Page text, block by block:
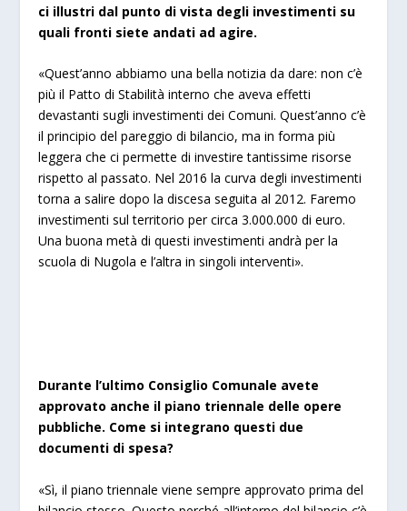
ci illustri dal punto di vista degli investimenti su
quali fronti siete andati ad agire.
«Quest’anno abbiamo una bella notizia da dare: non c’è
più il Patto di Stabilità interno che aveva effetti
devastanti sugli investimenti dei Comuni. Quest’anno c’è
il principio del pareggio di bilancio, ma in forma più
leggera che ci permette di investire tantissime risorse
rispetto al passato. Nel 2016 la curva degli investimenti
torna a salire dopo la discesa seguita al 2012. Faremo
investimenti sul territorio per circa 3.000.000 di euro.
Una buona metà di questi investimenti andrà per la
scuola di Nugola e l’altra in singoli interventi».
Durante l’ultimo Consiglio Comunale avete
approvato anche il piano triennale delle opere
pubbliche. Come si integrano questi due
documenti di spesa?
«Sì, il piano triennale viene sempre approvato prima del